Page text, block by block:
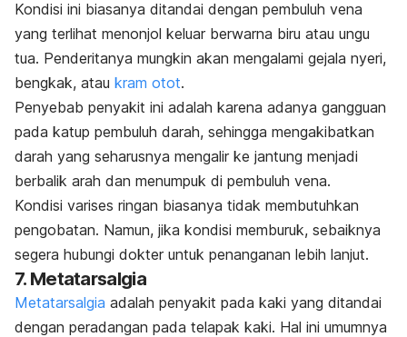
Kondisi ini biasanya ditandai dengan pembuluh vena
yang terlihat menonjol keluar berwarna biru atau ungu
tua. Penderitanya mungkin akan mengalami gejala nyeri,
bengkak, atau kram otot.
Penyebab penyakit ini adalah karena adanya gangguan
pada katup pembuluh darah, sehingga mengakibatkan
darah yang seharusnya mengalir ke jantung menjadi
berbalik arah dan menumpuk di pembuluh vena.
Kondisi varises ringan biasanya tidak membutuhkan
pengobatan. Namun, jika kondisi memburuk, sebaiknya
segera hubungi dokter untuk penanganan lebih lanjut.
7. Metatarsalgia
Metatarsalgia adalah penyakit pada kaki yang ditandai
dengan peradangan pada telapak kaki. Hal ini umumnya